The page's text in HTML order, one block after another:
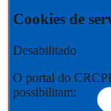
Cookies de
Desabilitado
O portal do
possibilitam: